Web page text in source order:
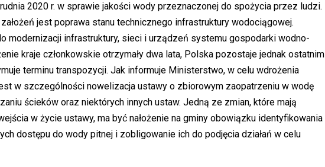
2020 r. w sprawie jakości wody przeznaczonej do spożycia przez ludzi.
jest poprawa stanu technicznego infrastruktury wodociągowej.
modernizacji infrastruktury, sieci i urządzeń systemu gospodarki wodno-
kraje członkowskie otrzymały dwa lata, Polska pozostaje jednak ostatnim
terminu transpozycji. Jak informuje Ministerstwo, w celu wdrożenia
w szczególności nowelizacja ustawy o zbiorowym zaopatrzeniu w wodę
ścieków oraz niektórych innych ustaw. Jedną ze zmian, które mają
w życie ustawy, ma być nałożenie na gminy obowiązku identyfikowania
dostępu do wody pitnej i zobligowanie ich do podjęcia działań w celu